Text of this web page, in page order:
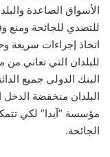
الأسواق الصاعدة
للتصدي للجائحة ومنع
اتخاذ إجراءات سريعة
للبلدان التي تعاني
البنك الدولي جميع
البلدان منخفضة الدخل
مؤسسة “آيدا” لكي
الجائحة.